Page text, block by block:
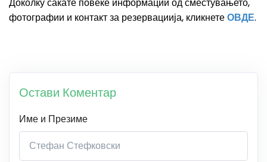
фотографии и контакт за резервациија, кликнетеОВДЕ.
Остави Коментар
Име и Презиме